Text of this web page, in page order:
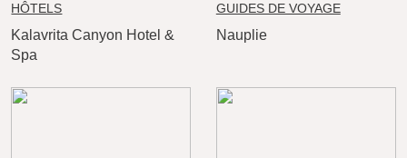
HÔTELS
Kalavrita Canyon Hotel &
Spa
GUIDES DE VOYAGE
Nauplie